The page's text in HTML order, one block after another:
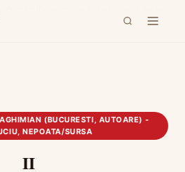
(BUCURESTI, AUTOARE) -
NEPOATA/SURSA
II